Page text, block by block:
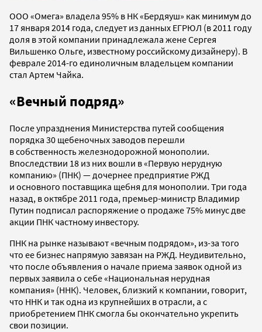
ООО «Омега» владела 95% в НК «Бердяуш» как минимум до
17 января 2014 года, следует из данных ЕГРЮЛ (в 2011 году
доля в этой компании принадлежала жене Сергея
Вильшенко Ольге, известному российскому дизайнеру). В
феврале 2014-го единоличным владельцем компании
стал Артем Чайка.
«Вечный подряд»
После упразднения Министерства путей сообщения
порядка 30 щебеночных заводов перешли
в собственность железнодорожной монополии.
Впоследствии 18 из них вошли в «Первую нерудную
компанию» (ПНК) — дочернее предприятие РЖД
и основного поставщика щебня для монополии. Три года
назад, в октябре 2011 года, премьер-министр Владимир
Путин подписал распоряжение о продаже 75% минус две
акции ПНК частному инвестору.
ПНК на рынке называют «вечным подрядом», из-за того
что ее бизнес напрямую завязан на РЖД. Неудивительно,
что после объявления о начале приема заявок одной из
первых заявила о себе «Национальная нерудная
компания» (ННК). Человек, близкий к компании, говорит,
что ННК и так одна из крупнейших в отрасли, а с
приобретением ПНК смогла бы окончательно укрепить
свои позиции.